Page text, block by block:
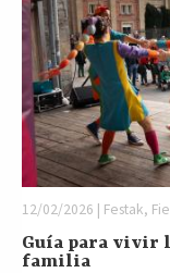
12/02/2026 | Festak,
Guía para vivir
familia